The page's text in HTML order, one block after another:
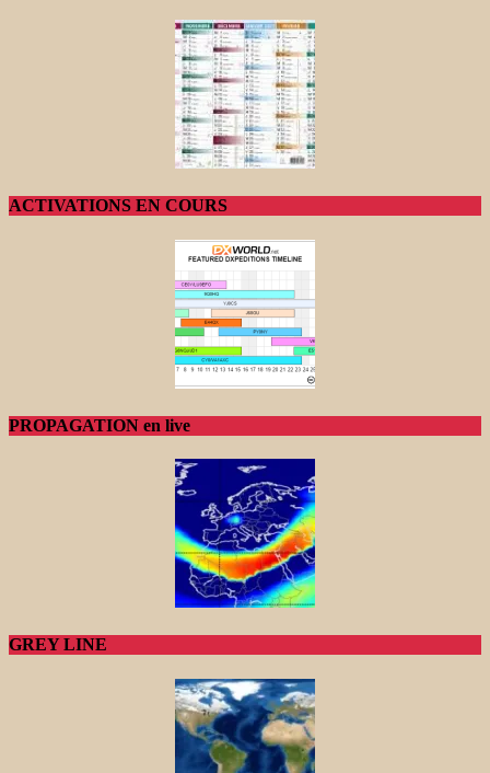
ACTIVATIONS EN COURS
PROPAGATION en live
GREY LINE